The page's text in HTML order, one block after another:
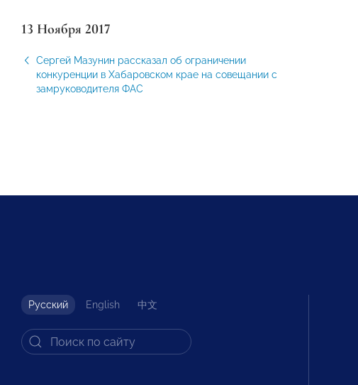
13 Ноября 2017
Сергей Мазунин рассказал об ограничении
конкуренции в Хабаровском крае на совещании с
замруководителя ФАС
Русский English 中文